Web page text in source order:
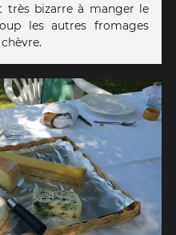
très bizarre à manger le
les autres fromages